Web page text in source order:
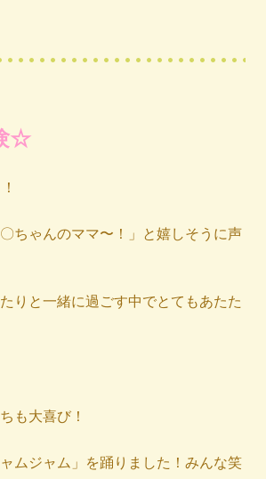
☆
ちゃんのママ〜！」と嬉しそうに声
りと一緒に過ごす中でとてもあたた
も大喜び！
ムジャム」を踊りました！みんな笑